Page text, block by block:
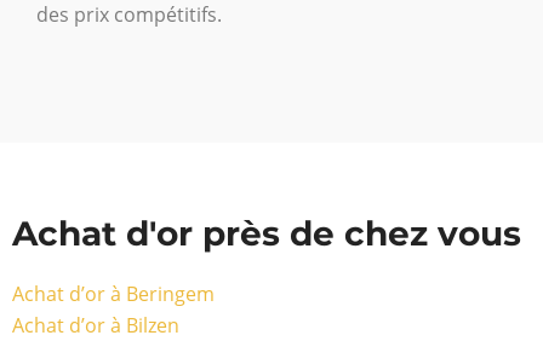
des prix compétitifs.
Achat d'or près de chez vous
Achat d’or à Beringem
Achat d’or à Bilzen